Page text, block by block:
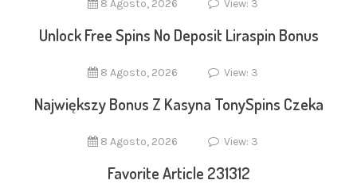
8 Agosto, 2026 View: 3
Unlock Free Spins No Deposit Liraspin Bonus
8 Agosto, 2026 View: 3
Największy Bonus Z Kasyna TonySpins Czeka
8 Agosto, 2026 View: 3
Favorite Article 231312